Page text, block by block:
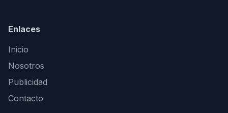
Enlaces
Inicio
Nosotros
Publicidad
Contacto